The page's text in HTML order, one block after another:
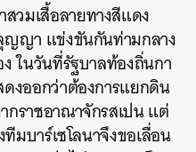
วมเสื้อลายทางสีแดง
ญา แข่งขันกันท่ามกลาง
ในวันที่รัฐบาลท้องถิ่นกา
งออกว่าต้องการแยกดิน
ราชอาณาจักรสเปน แต่
มบาร์เซโลนาจึงขอเลื่อน